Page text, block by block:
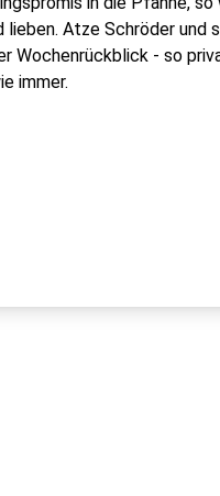
lieben. Atze Schröder und
Wochenrückblick - so
immer.